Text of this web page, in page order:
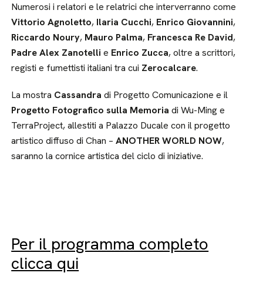
Numerosi i relatori e le relatrici che interverranno come
Vittorio Agnoletto, Ilaria Cucchi, Enrico Giovannini,
Riccardo Noury, Mauro Palma, Francesca Re David,
Padre Alex Zanotelli e Enrico Zucca, oltre a scrittori,
registi e fumettisti italiani tra cui Zerocalcare.
La mostra Cassandra di Progetto Comunicazione e il
Progetto Fotografico sulla Memoria di Wu-Ming e
TerraProject, allestiti a Palazzo Ducale con il progetto
artistico diffuso di Chan –ANOTHER WORLD NOW,
saranno la cornice artistica del ciclo di iniziative.
Per il programma completo
clicca qui